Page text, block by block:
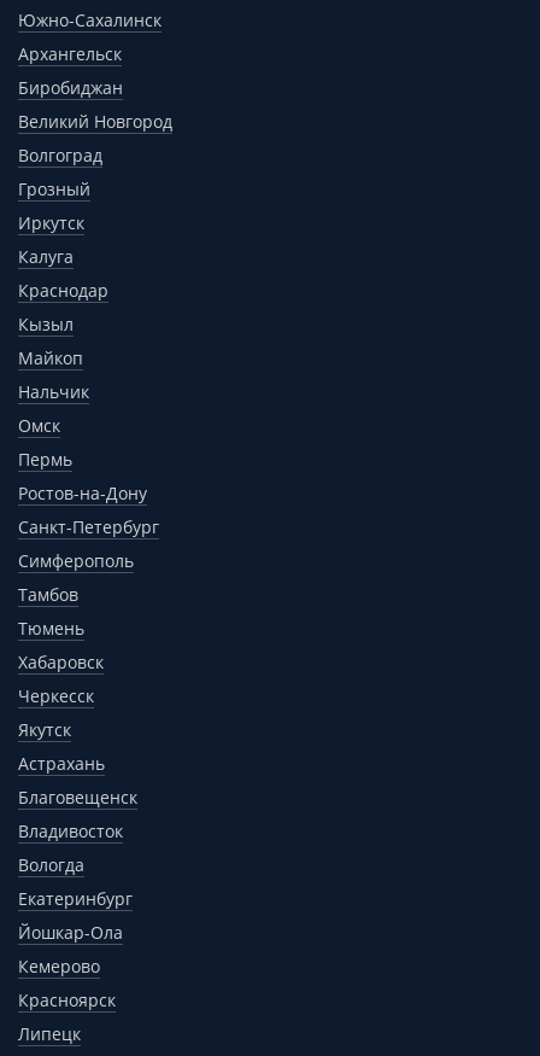
Южно-Сахалинск
Архангельск
Биробиджан
Великий Новгород
Волгоград
Грозный
Иркутск
Калуга
Краснодар
Кызыл
Майкоп
Нальчик
Омск
Пермь
Ростов-на-Дону
Санкт-Петербург
Симферополь
Тамбов
Тюмень
Хабаровск
Черкесск
Якутск
Астрахань
Благовещенск
Владивосток
Вологда
Екатеринбург
Йошкар-Ола
Кемерово
Красноярск
Липецк